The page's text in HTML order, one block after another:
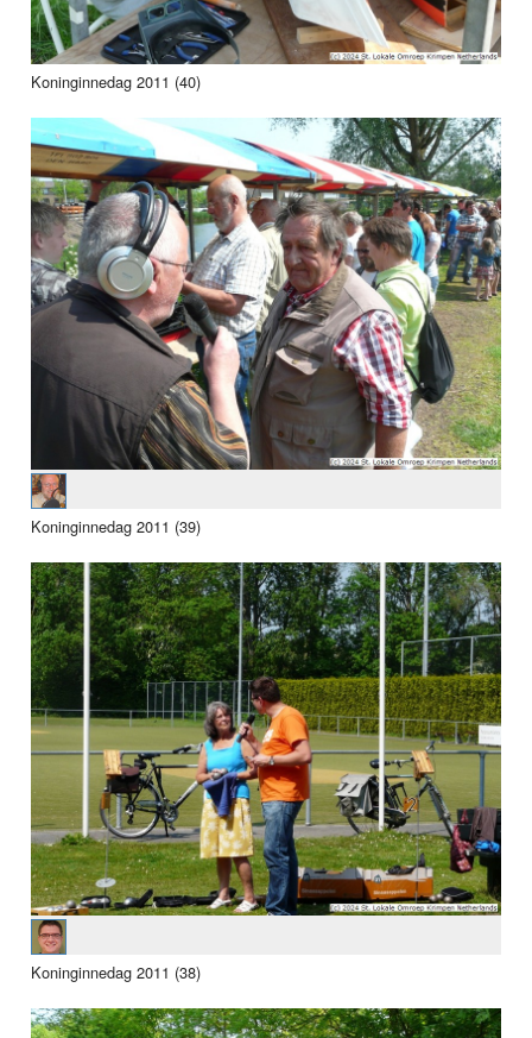
Koninginnedag 2011 (40)
Koninginnedag 2011 (39)
Koninginnedag 2011 (38)